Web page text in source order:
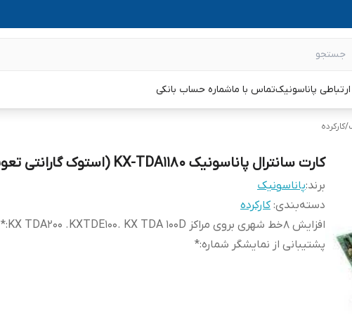
پاناسونیکتماس با ماشماره حساب بانکی
/کارکرده
کارت سانترال پاناسونیک KX-TDA1180 (استوک گارانتی تعویض)
برند:پاناسونیک
دسته‌بندی:کارکرده
افزایش 8خط شهری بروی مراکز KX TDA200 .KXTDE100. KX TDA 100D
:
*
پشتیبانی از نمایشگر شماره:
*